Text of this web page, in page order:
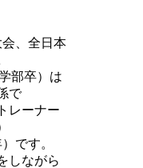
、全日本
部卒）は
で
レーナー
です。
しながら